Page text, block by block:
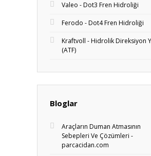
Valeo - Dot3 Fren Hidroliği
Ferodo - Dot4 Fren Hidroliği
Kraftvoll - Hidrolik Direksiyon
(ATF)
Bloglar
Araçların Duman Atmasının
Sebepleri Ve Çözümleri -
parcacidan.com